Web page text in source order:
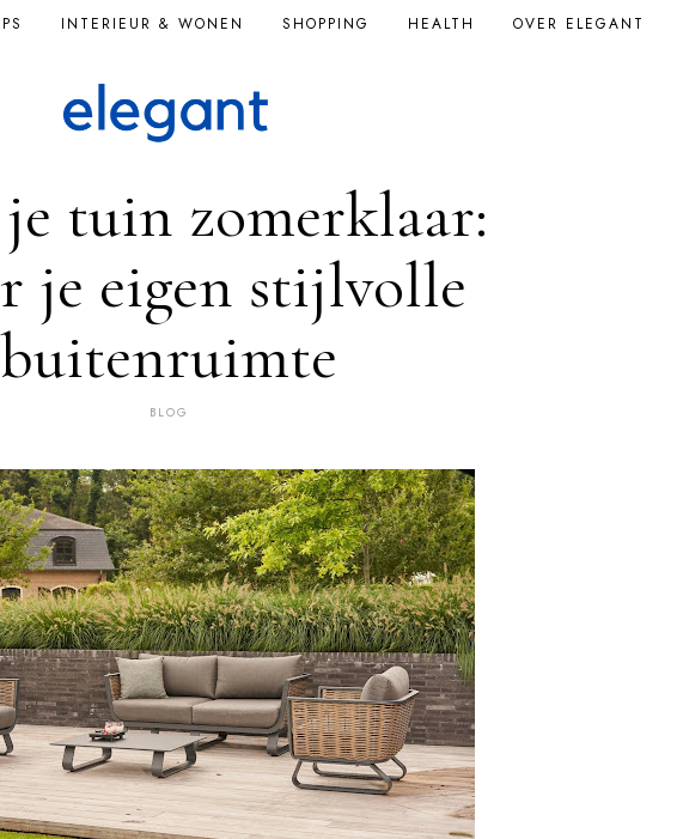
INTERIEUR & WONEN SHOPPING HEALTH OVER ELEGANT
tuin zomerklaar:
je eigen stijlvolle
buitenruimte
BLOG